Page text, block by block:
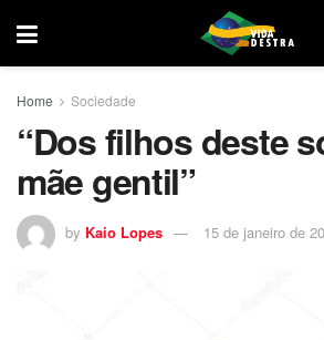
Home Sociedade
“Dos filhos deste
mãe gentil”
by Kaio Lopes 15 de janeiro de